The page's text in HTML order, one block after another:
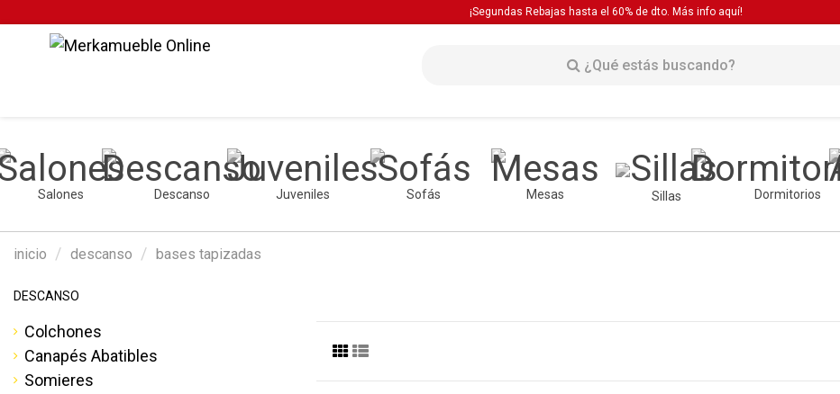
¡Segundas Rebajas hasta el 60% de dto. Más info aquí!
Salones Descanso Juveniles Sofás Mesas Sillas Dormitorios
inicio descanso bases tapizadas
DESCANSO
Colchones
Canapés Abatibles
Somieres